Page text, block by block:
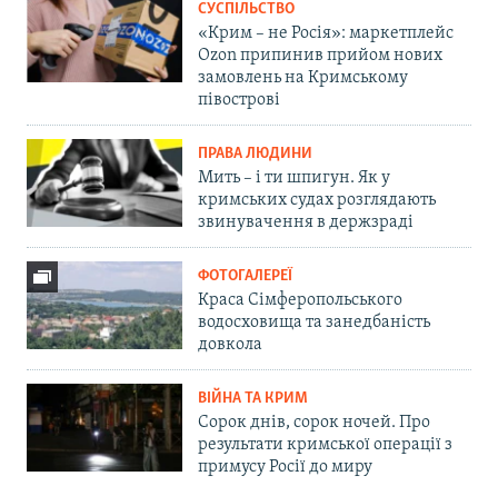
СУСПІЛЬСТВО
«Крим – не Росія»: маркетплейс
Ozon припинив прийом нових
замовлень на Кримському
півострові
ПРАВА ЛЮДИНИ
Мить – і ти шпигун. Як у
кримських судах розглядають
звинувачення в держзраді
ФОТОГАЛЕРЕЇ
Краса Сімферопольського
водосховища та занедбаність
довкола
ВІЙНА ТА КРИМ
Сорок днів, сорок ночей. Про
результати кримської операції з
примусу Росії до миру